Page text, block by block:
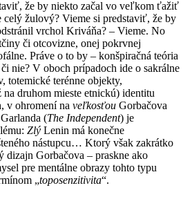
že by niekto začal vo veľkom ťažiť
žulový? Vieme si predstaviť, že by
vrchol Kriváňa? – Vieme. No
či otcovizne, onej pokrvnej
Práve o to by – konšpiračná teória
nie? V oboch prípadoch ide o sakrálne
totemické terénne objekty,
druhom mieste etnickú) identitu
v ohromení na veľkosťou Gorbačova
(The Independent) je
Zlý Lenin má konečne
nástupcu… Ktorý však zakrátko
dizajn Gorbačova – praskne ako
pre mentálne obrazy tohto typu
„toposenzitivita“.